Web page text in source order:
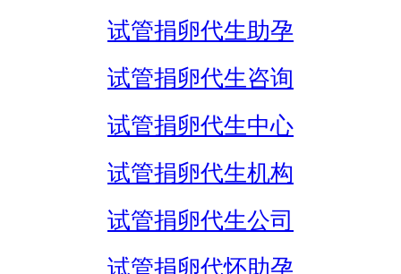
试管捐卵代生助孕
试管捐卵代生咨询
试管捐卵代生中心
试管捐卵代生机构
试管捐卵代生公司
试管捐卵代怀助孕